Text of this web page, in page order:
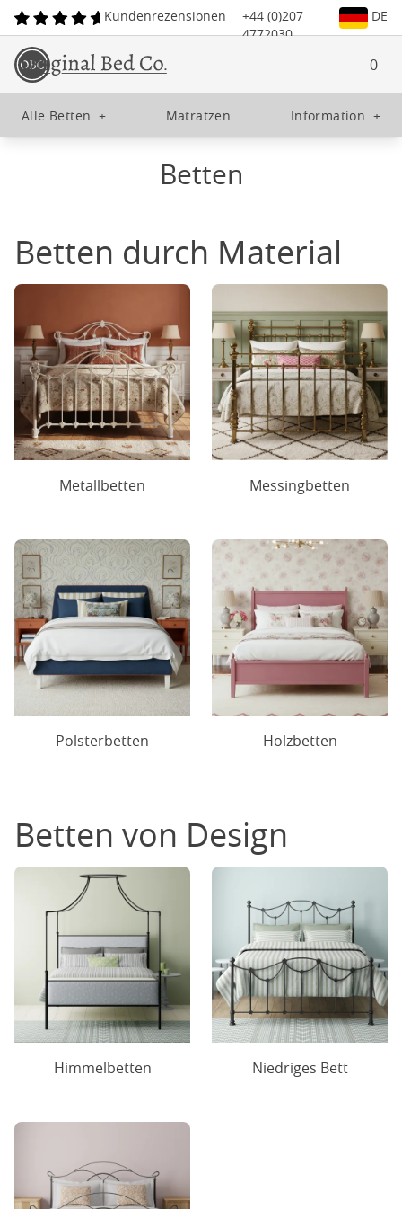
Kundenrezensionen
+44 (0)207
4772030
DE
0
Alle Betten + Matratzen Information +
Betten
Betten durch Material
Metallbetten Messingbetten
Polsterbetten Holzbetten
Betten von Design
Himmelbetten Niedriges Bett